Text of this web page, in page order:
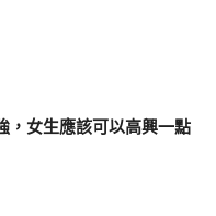
，女生應該可以高興一點